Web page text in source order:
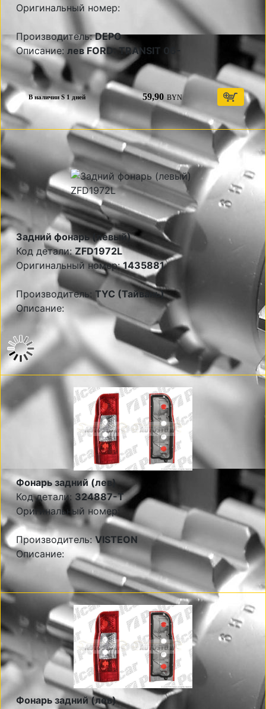
Оригинальный номер:
Производитель:DEPO
Описание: лев FORD: TRANSIT 06-
В наличии S 1 дней 59,90 BYN
Задний фонарь (левый)
Код детали:ZFD1972L
Оригинальный номер:1435881
Производитель: TYC (Тайвань)
Описание:
Фонарь задний (лев)
Код детали: 324887-T
Оригинальный номер:
Производитель:VISTEON
Описание:
Фонарь задний (лев)